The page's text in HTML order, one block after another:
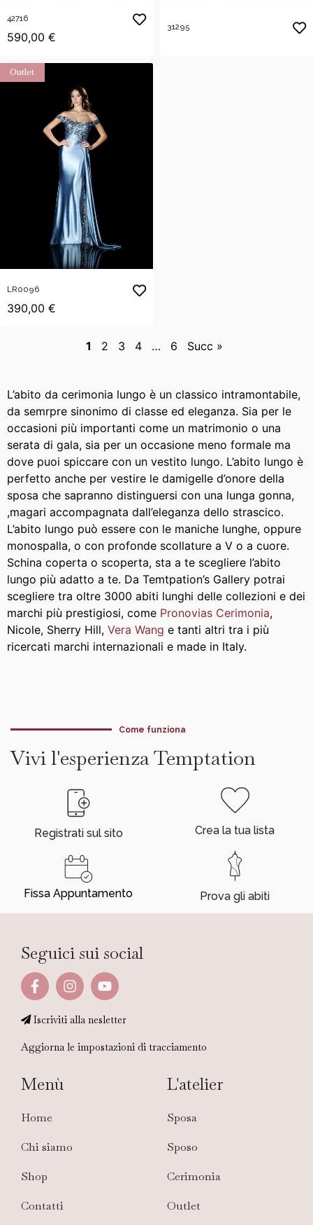
42716
590,00 €
31295
Outlet
LR0096
390,00 €
1 2 3 4 … 6 Succ »
L’abito da cerimonia lungo è un classico intramontabile,
da semrpre sinonimo di classe ed eleganza. Sia per le
occasioni più importanti come un matrimonio o una
serata di gala, sia per un occasione meno formale ma
dove puoi spiccare con un vestito lungo. L’abito lungo è
perfetto anche per vestire le damigelle d’onore della
sposa che sapranno distinguersi con una lunga gonna,
,magari accompagnata dall’eleganza dello strascico.
L’abito lungo può essere con le maniche lunghe, oppure
monospalla, o con profonde scollature a V o a cuore.
Schina coperta o scoperta, sta a te scegliere l’abito
lungo più adatto a te. Da Temtpation’s Gallery potrai
scegliere tra oltre 3000 abiti lunghi delle collezioni e dei
marchi più prestigiosi, come Pronovias Cerimonia,
Nicole, Sherry Hill, Vera Wang e tanti altri tra i più
ricercati marchi internazionali e made in Italy.
Come funziona
Vivi l'esperienza Temptation
Registrati sul sito
Fissa Appuntamento
Crea la tua lista
Prova gli abiti
Seguici sui social
Iscriviti alla nesletter
Aggiorna le impostazioni di tracciamento
Menù
Home
Chi siamo
Shop
Contatti
L'atelier
Sposa
Sposo
Cerimonia
Outlet